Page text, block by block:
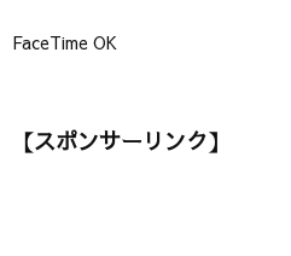
FaceTime OK
【スポンサーリンク】